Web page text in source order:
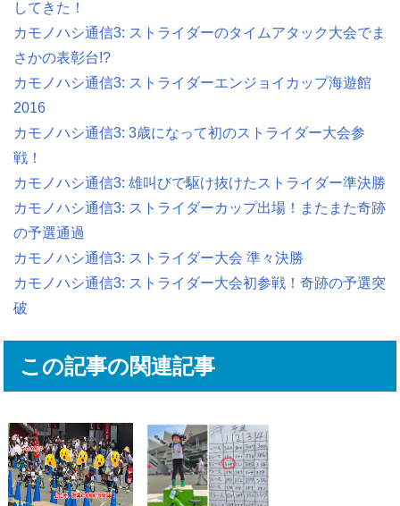
してきた！
カモノハシ通信3: ストライダーのタイムアタック大会でま
さかの表彰台!?
カモノハシ通信3: ストライダーエンジョイカップ海遊館
2016
カモノハシ通信3: 3歳になって初のストライダー大会参
戦！
カモノハシ通信3: 雄叫びで駆け抜けたストライダー準決勝
カモノハシ通信3: ストライダーカップ出場！またまた奇跡
の予選通過
カモノハシ通信3: ストライダー大会 準々決勝
カモノハシ通信3: ストライダー大会初参戦！奇跡の予選突
破
この記事の関連記事